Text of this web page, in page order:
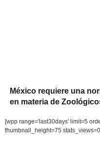
México requiere una
en materia de
[wpp range='last30days' limit=5
thumbnail_height=75